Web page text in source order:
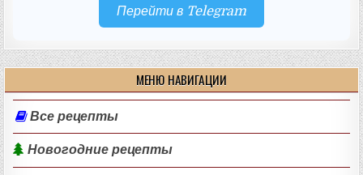
Перейти в Telegram
МЕНЮ НАВИГАЦИИ
Все рецепты
Новогодние рецепты